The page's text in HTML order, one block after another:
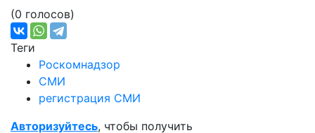
(0 голосов)
Теги
Роскомнадзор
СМИ
регистрация СМИ
Авторизуйтесь, чтобы получить